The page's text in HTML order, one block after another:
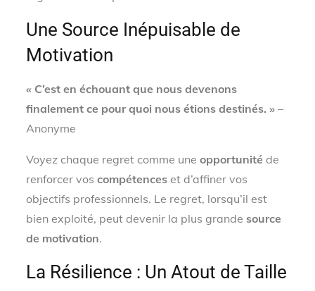
Une Source Inépuisable de
Motivation
« C’est en échouant que nous devenons
finalement ce pour quoi nous étions destinés. » –
Anonyme
Voyez chaque regret comme uneopportunité de
renforcer voscompétences et d’affiner vos
objectifs professionnels. Le regret, lorsqu’il est
bien exploité, peut devenir la plus grandesource
de motivation.
La Résilience : Un Atout de Taille